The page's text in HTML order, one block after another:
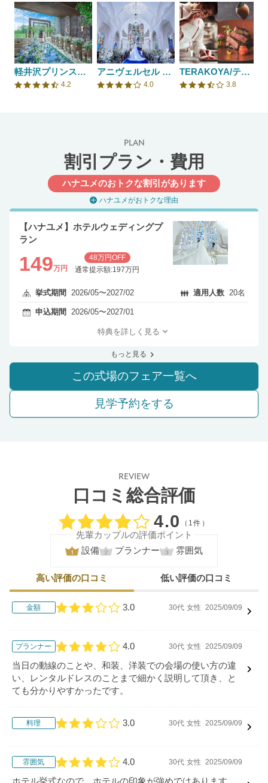
軽井沢プリンスホテル フォレスターナ軽井沢
口コミ評価
4.2
アニヴェルセル 長野
口コミ評価
4.0
TERAKOYA/テイクアンドギヴ・ニーズウェディング
口コミ評価
3.8
PLAN
割引プラン・費用
ハナユメのおトクな割引があります
ハナユメがおトクな理由
【ハナユメ】ホテルウェディングプ
ラン
149万円
48万円OFF
通常提示額:197万円
挙式期間 2026/05〜2027/02 適用人数 20名
申込期間 2026/05〜2027/01
特典を詳しく見る
もっと見る
この式場のフェア一覧へ
見学予約をする
REVIEW
口コミ総合評価
口コミ評価
4.0 （1件）
先輩カップルの評価ポイント
設備
プランナー 雰囲気
高い評価の口コミ 低い評価の口コミ
金額
口コミ評価
3.0 30代 女性 2025/09/09
プランナー
口コミ評価
4.0 30代 女性 2025/09/09
当日の動線のことや、和装、洋装での会場の使い方の違
い、レンタルドレスのことまで細かく説明して頂き、と
ても分かりやすかったです。
料理
口コミ評価
3.0 30代 女性 2025/09/09
雰囲気
口コミ評価
4.0 30代 女性 2025/09/09